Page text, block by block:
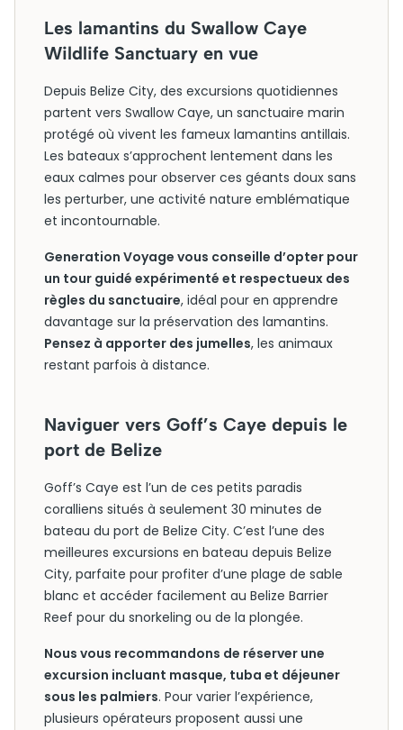
Les lamantins du Swallow Caye
Wildlife Sanctuary en vue
Depuis Belize City, des excursions quotidiennes
partent vers Swallow Caye, un sanctuaire marin
protégé où vivent les fameux lamantins antillais.
Les bateaux s’approchent lentement dans les
eaux calmes pour observer ces géants doux sans
les perturber, une activité nature emblématique
et incontournable.
Generation Voyage vous conseille d’opter pour
un tour guidé expérimenté et respectueux des
règles du sanctuaire, idéal pour en apprendre
davantage sur la préservation des lamantins.
Pensez à apporter des jumelles, les animaux
restant parfois à distance.
Naviguer vers Goff’s Caye depuis le
port de Belize
Goff’s Caye est l’un de ces petits paradis
coralliens situés à seulement 30 minutes de
bateau du port de Belize City. C’est l’une des
meilleures excursions en bateau depuis Belize
City, parfaite pour profiter d’une plage de sable
blanc et accéder facilement au Belize Barrier
Reef pour du snorkeling ou de la plongée.
Nous vous recommandons de réserver une
excursion incluant masque, tuba et déjeuner
sous les palmiers. Pour varier l’expérience,
plusieurs opérateurs proposent aussi une